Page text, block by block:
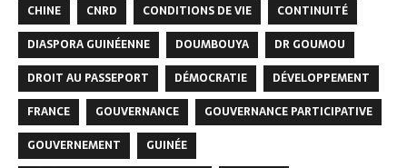
CHINE
CNRD CONDITIONS DE VIE
CONTINUITÉ
DIASPORA GUINÉENNE
DOUMBOUYA
DR GOUMOU
DROIT AU PASSEPORT
DÉMOCRATIE
DÉVELOPPEMENT
FRANCE
GOUVERNANCE
GOUVERNANCE PARTICIPATIVE
GOUVERNEMENT
GUINÉE